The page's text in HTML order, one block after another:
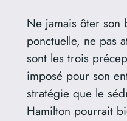
Ne jamais ôter son
ponctuelle, ne pas
sont les trois
imposé pour son
stratégie que le
Hamilton pourrait